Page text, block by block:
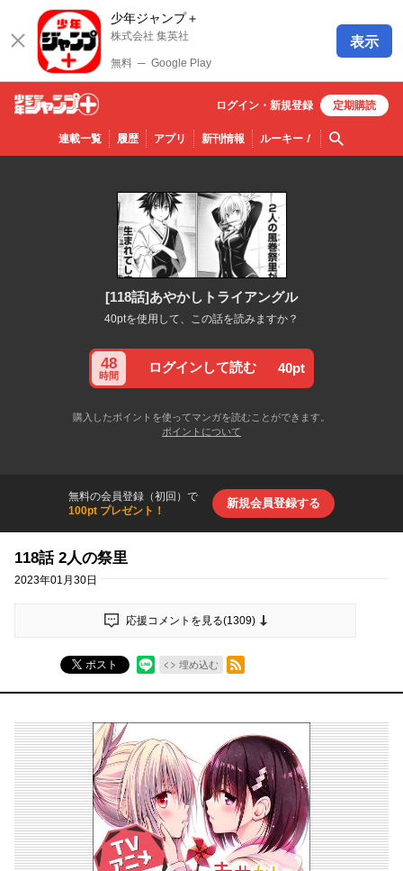
少年ジャンプ＋
株式会社 集英社
無料 ─ Google Play
表示
少年ジ
ャンプ
連載一覧 履歴 アプリ 新刊情報 ルーキー！ 検索
ログイン・ 新規登録 定期購読
[118話]あやかしトライアングル
40ptを使用して、この話を読みますか？
48
時間
ログインして読む 40pt
購入したポイントを使ってマンガを読むことができます。
ポイントについて
無料の会員登録（初回）で
100pt プレゼント！
新規会員登録する
118話 2人の祭里
2023年01月30日
応援コメントを見る(1309)
ポスト 埋め込む
RSSフィード